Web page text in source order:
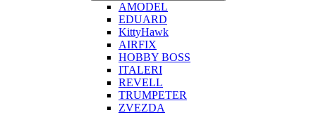
AMODEL
EDUARD
KittyHawk
AIRFIX
HOBBY BOSS
ITALERI
REVELL
TRUMPETER
ZVEZDA